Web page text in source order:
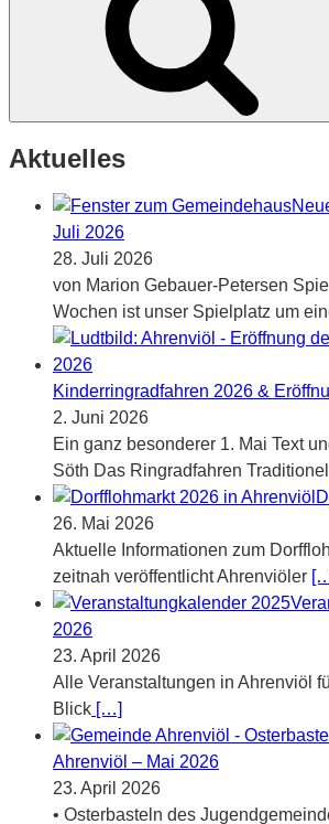
Aktuelles
Juli 2026
28. Juli 2026
von Marion Gebauer-Petersen
Wochen ist unser Spielplatz um
Kinderringradfahren 2026 &
2. Juni 2026
Ein ganz besonderer 1. Mai Text
Söth Das Ringradfahren
26. Mai 2026
Aktuelle Informationen zum
zeitnah veröffentlicht Ahrenviöler
2026
23. April 2026
Alle Veranstaltungen in Ahrenviöl
Blick […]
Ahrenviöl – Mai 2026
23. April 2026
• Osterbasteln des